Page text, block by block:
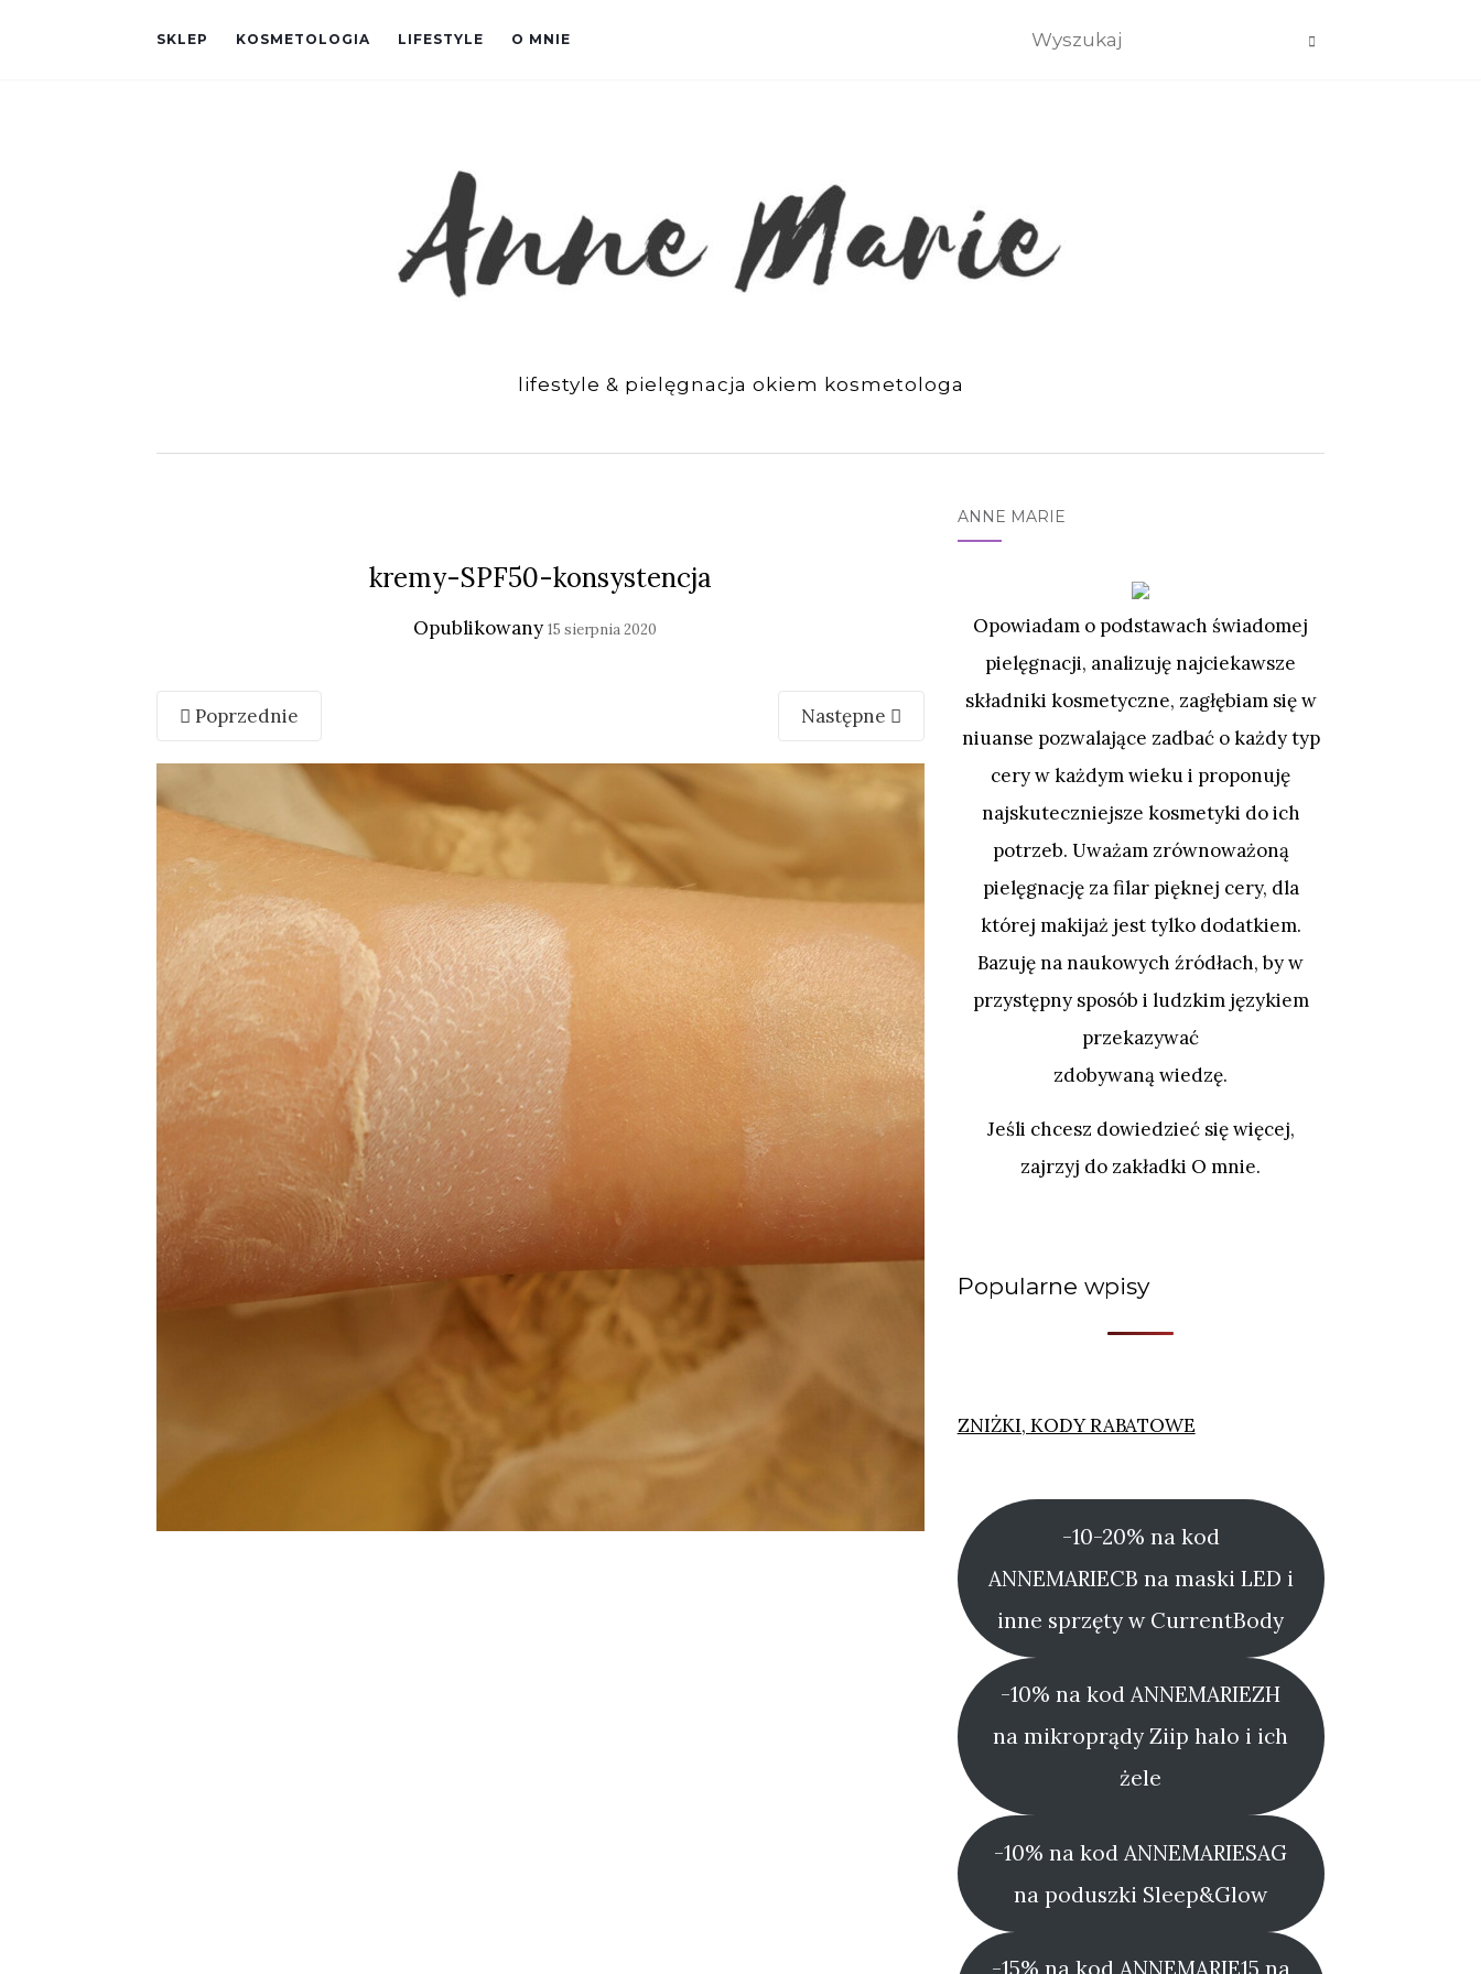
SKLEP KOSMETOLOGIA LIFESTYLE O MNIE
lifestyle & pielęgnacja okiem kosmetologa
kremy-SPF50-konsystencja
Opublikowany 15 sierpnia 2020
Poprzednie Następne
ANNE MARIE
Opowiadam o podstawach świadomej
pielęgnacji, analizuję najciekawsze
składniki kosmetyczne, zagłębiam się w
niuanse pozwalające zadbać o każdy typ
cery w każdym wieku i proponuję
najskuteczniejsze kosmetyki do ich
potrzeb. Uważam zrównoważoną
pielęgnację za filar pięknej cery, dla
której makijaż jest tylko dodatkiem.
Bazuję na naukowych źródłach, by w
przystępny sposób i ludzkim językiem
przekazywać
zdobywaną wiedzę.
Jeśli chcesz dowiedzieć się więcej,
zajrzyj do zakładki O mnie.
Popularne wpisy
ZNIŻKI, KODY RABATOWE
-10-20% na kod
ANNEMARIECB na maski LED i
inne sprzęty w CurrentBody
-10% na kod ANNEMARIEZH
na mikroprądy Ziip halo i ich
żele
-10% na kod ANNEMARIESAG
na poduszki Sleep&Glow